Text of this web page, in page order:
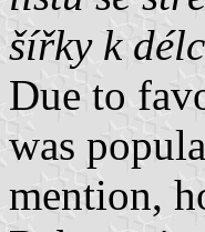
šířky k
Due to
was
mention,